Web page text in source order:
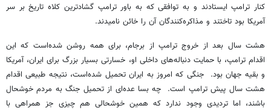
کنار ترامپ ایستادند و به توافقی که به باور ترامپ گشادترین کلاه تاریخ بر سر
آمریکا بود تاختند و مذاکره‌کنندگان آن را خائن نامیدند.
هشت سال بعد از خروج ترامپ از برجام، برای همه روشن شده‌است که این
اقدام ترامپ، با حمایت دنباله‌های داخلی او، خسارتی بسیار بزرگ برای ایران، آمریکا
و بقیه جهان بود. جنگی که امروز به ایران تحمیل شده‌است، نتیجه طبیعی اقدام
هشت سال پیش ترامپ است. چه بسا عده‌ای از تحمیل جنگ به مردم خوشحال
باشند، اما تردیدی وجود ندارد که همین خوشحالی هم چیزی جز همراهی با